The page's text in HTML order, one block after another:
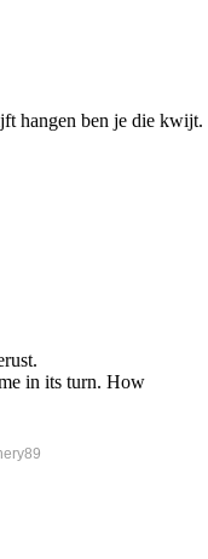
hangen ben je die kwijt.
in its turn. How